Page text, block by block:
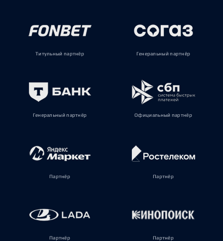
Титульный партнёр Генеральный партнёр
Генеральный партнёр Официальный партнёр
Партнёр Партнёр
Партнёр Партнёр